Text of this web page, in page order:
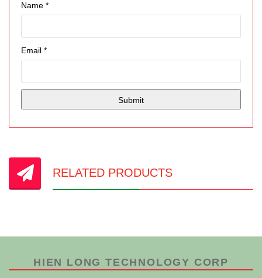
Name *
Email *
RELATED PRODUCTS
HIEN LONG TECHNOLOGY CORP